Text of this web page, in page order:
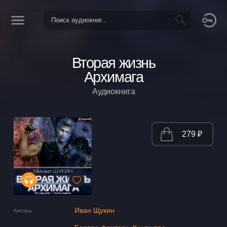
Вторая жизнь
Архимага
Аудиокнига
Авторы Иван Щукин
279 ₽